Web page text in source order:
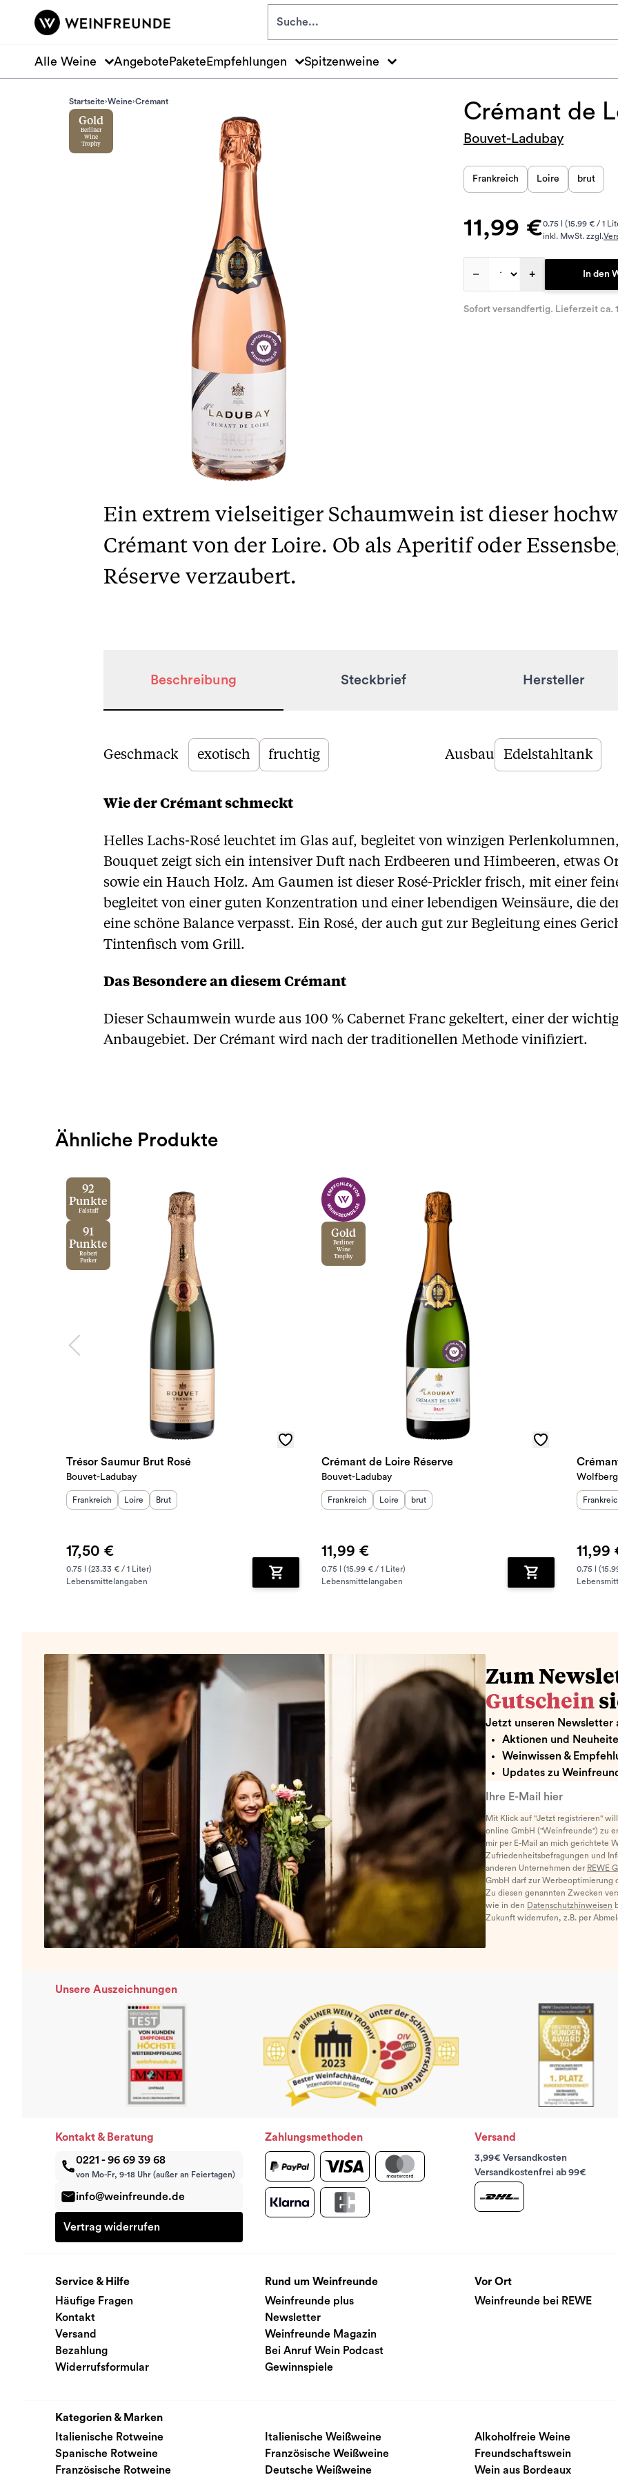
Zum Hauptinhalt springen
Alle Weine Angebote Pakete Empfehlungen Spitzenweine
Startseite Weine Crémant
Gold
Berliner
Wine
Trophy
Crémant de
Bouvet-Ladubay
Frankreich Loire brut
11,99 €0.75 l (15.99 € / 1
inkl. MwSt. zzgl.
– + In den
Sofort versandfertig. Lieferzeit ca.
Ein extrem vielseitiger Schaumwein ist dieser
Crémant von der Loire. Ob als Aperitif oder
Réserve verzaubert.
Beschreibung Steckbrief Hersteller
Beschreibung
Geschmack exotisch fruchtig Ausbau Edelstahltank
Wie der Crémant schmeckt
Helles Lachs-Rosé leuchtet im Glas auf, begleitet von winzigen
Bouquet zeigt sich ein intensiver Duft nach Erdbeeren und Himbeeren, etwas
sowie ein Hauch Holz. Am Gaumen ist dieser Rosé-Prickler frisch, mit einer
begleitet von einer guten Konzentration und einer lebendigen Weinsäure, die
eine schöne Balance verpasst. Ein Rosé, der auch gut zur Begleitung eines
Tintenfisch vom Grill.
Das Besondere an diesem Crémant
Dieser Schaumwein wurde aus 100 % Cabernet Franc gekeltert, einer der
Anbaugebiet. Der Crémant wird nach der traditionellen Methode vinifiziert.
Ähnliche Produkte
92
Punkte
Falstaff
91
Punkte
Robert
Parker
Trésor Saumur Brut Rosé
Bouvet-Ladubay
Herkunftsland :
Frankreich Herkunftsregion
Loire Geschmack
Brut
17,50 €
0.75 l (23.33 € / 1 Liter)
Lebensmittelangaben
Zum Warenkorb hinzufügen
Gold
Berliner
Wine
Trophy
Crémant de Loire Réserve
Bouvet-Ladubay
Herkunftsland :
Frankreich Herkunftsregion
Loire Geschmack
brut
11,99 €
0.75 l (15.99 € / 1 Liter)
Lebensmittelangaben
Zum Warenkorb
11,99
0.75 l
Zum
Gutschein
Jetzt unseren Newsletter
Aktionen und
Weinwissen &
Updates zu
Mit Klick auf "Jetzt registrieren"
online GmbH ("Weinfreunde") zu
mir per E-Mail an mich gerichtete
Zufriedenheitsbefragungen und
anderen Unternehmen der REWE
GmbH darf zur Werbeoptimierung
Zu diesen genannten Zwecken
wie in den Datenschutzhinweisen
Zukunft widerrufen, z.B. per
Unsere Auszeichnungen
Kontakt & Beratung
0221 - 96 69 39 68
von Mo-Fr, 9-18 Uhr (außer an Feiertagen)
info@weinfreunde.de
Vertrag widerrufen
Zahlungsmethoden Versand
3,99€ Versandkosten
Versandkostenfrei ab 99€
Service & Hilfe
Häufige Fragen
Kontakt
Versand
Bezahlung
Widerrufsformular
Rund um Weinfreunde
Weinfreunde plus
Newsletter
Weinfreunde Magazin
Bei Anruf Wein Podcast
Gewinnspiele
Vor Ort
Weinfreunde bei REWE
Kategorien & Marken
Italienische Rotweine
Spanische Rotweine
Französische Rotweine
Italienische Weißweine
Französische Weißweine
Deutsche Weißweine
Alkoholfreie Weine
Freundschaftswein
Wein aus Bordeaux